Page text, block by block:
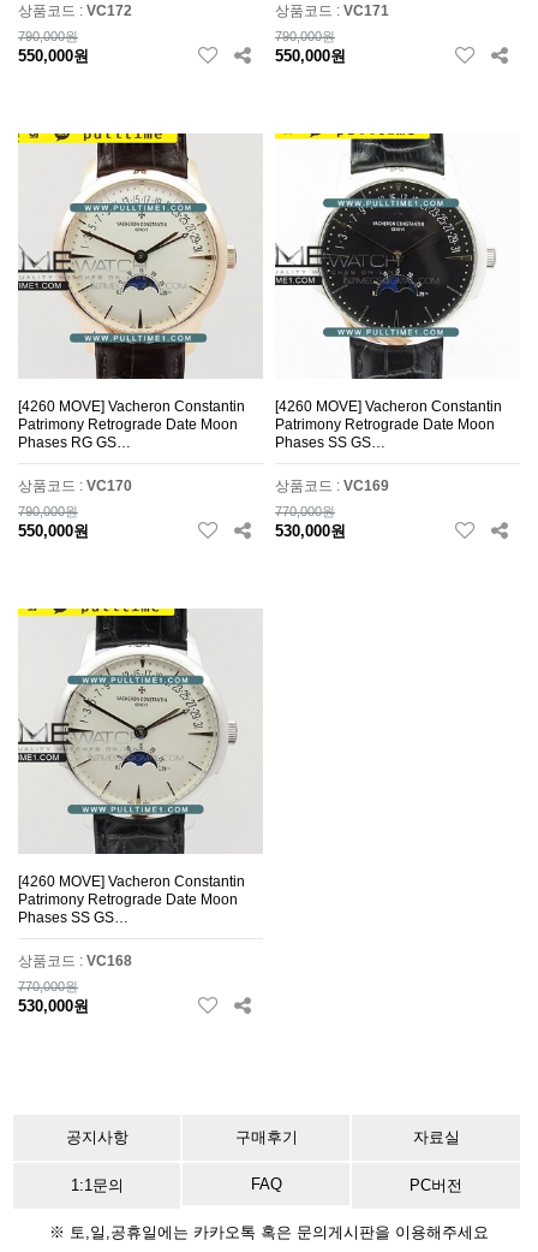
상품코드 : VC172
790,000원
550,000원
상품코드 : VC171
790,000원
550,000원
[4260 MOVE] Vacheron Constantin
Patrimony Retrograde Date Moon
Phases RG GS…
상품코드 : VC170
790,000원
550,000원
[4260 MOVE] Vacheron Constantin
Patrimony Retrograde Date Moon
Phases SS GS…
상품코드 : VC169
770,000원
530,000원
[4260 MOVE] Vacheron Constantin
Patrimony Retrograde Date Moon
Phases SS GS…
상품코드 : VC168
770,000원
530,000원
공지사항 구매후기 자료실
1:1문의 FAQ PC버전
※ 토,일,공휴일에는 카카오톡 혹은 문의게시판을 이용해주세요